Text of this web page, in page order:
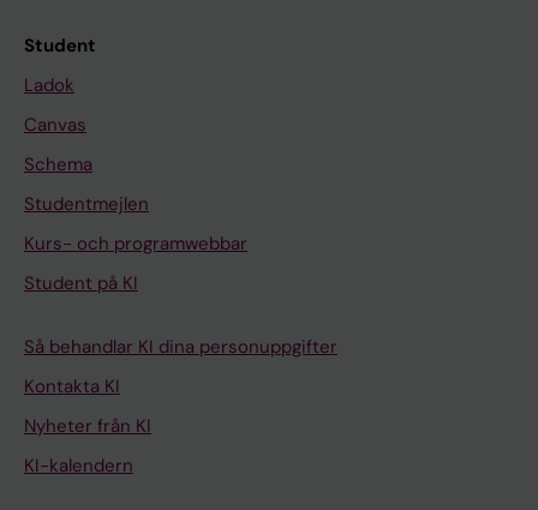
Student
Ladok
Canvas
Schema
Studentmejlen
Kurs- och programwebbar
Student på KI
Så behandlar KI dina personuppgifter
Kontakta KI
Nyheter från KI
KI-kalendern